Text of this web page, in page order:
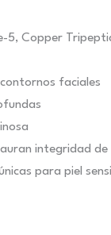
Copper
faciales
integridad
para piel